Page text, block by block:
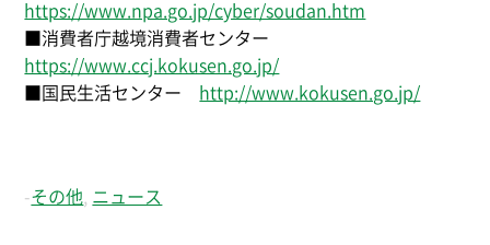
https://www.npa.go.jp/cyber/soudan.htm
■消費者庁越境消費者センター
https://www.ccj.kokusen.go.jp/
■国民生活センター http://www.kokusen.go.jp/
-その他 ニュース